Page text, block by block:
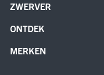
ZWERVER
Contact
Annuleer order
ONTDEK
Schoenen
MERKEN